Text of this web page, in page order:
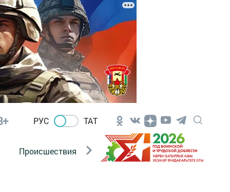
РУС ТАТ
Происшествия Новости Госавтоинспекции